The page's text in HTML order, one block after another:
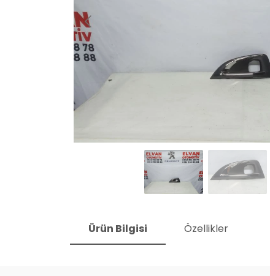
Ürün Bilgisi Özellikler